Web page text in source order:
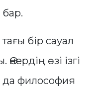
бар.
бір сауал
өзі ізгі
да философия